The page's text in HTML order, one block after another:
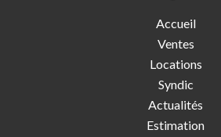
Accueil
Ventes
Locations
Syndic
Actualités
Estimation